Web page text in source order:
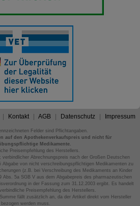
Kontakt AGB Datenschutz Impressum
Felder sind Pflichtangaben.
auf den Apothekenverkaufspreis und nicht für
Medikamente.
Preisempfehlung des Herstellers.
Abrechnungspreis nach der Großen Deutschen
Abgabe von nicht verschreibungspflichtigen Medikamenten zu
(z.B. bei Verschreibung des Medikaments an Kinder
Abs. 5a SGB V aus dem Abgabepreis des pharmazeutischen
in der Fassung zum 31.12.2003 ergibt. Es handelt
Preisempfehlung des Herstellers.
fällt zusätzlich an, da der Artikel direkt vom Hersteller
bezogen werden muss.